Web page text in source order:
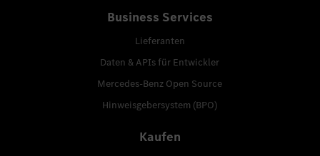
Business Services
Lieferanten
Daten & APIs für Entwickler
Mercedes-Benz Open Source
Hinweisgebersystem (BPO)
Kaufen